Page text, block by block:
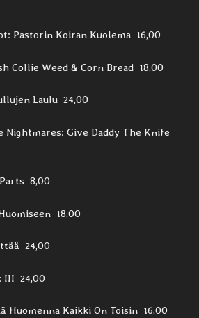
Pastorin Koiran Kuolema 16,00
Collie Weed & Corn Bread 18,00
Laulu 24,00
Nightmares: Give Daddy The Knife
8,00
18,00
24,00
III 24,00
Huomenna Kaikki On Toisin 16,00